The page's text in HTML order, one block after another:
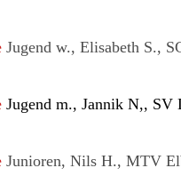
Jugend w., Elisabeth S.,
Jugend m., Jannik N,, SV
Junioren, Nils H., MTV